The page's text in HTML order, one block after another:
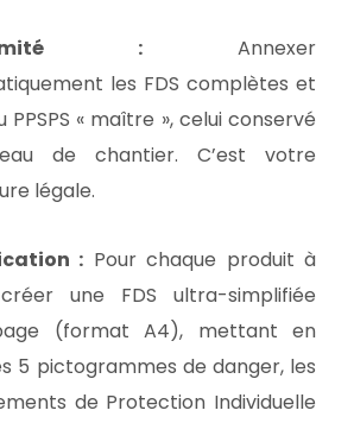
: Annexer
les FDS complètes et
PPSPS « maître », celui conservé
de chantier. C’est votre
légale.
: Pour chaque produit à
une FDS ultra-simplifiée
(format A4), mettant en
5 pictogrammes de danger, les
de Protection Individuelle